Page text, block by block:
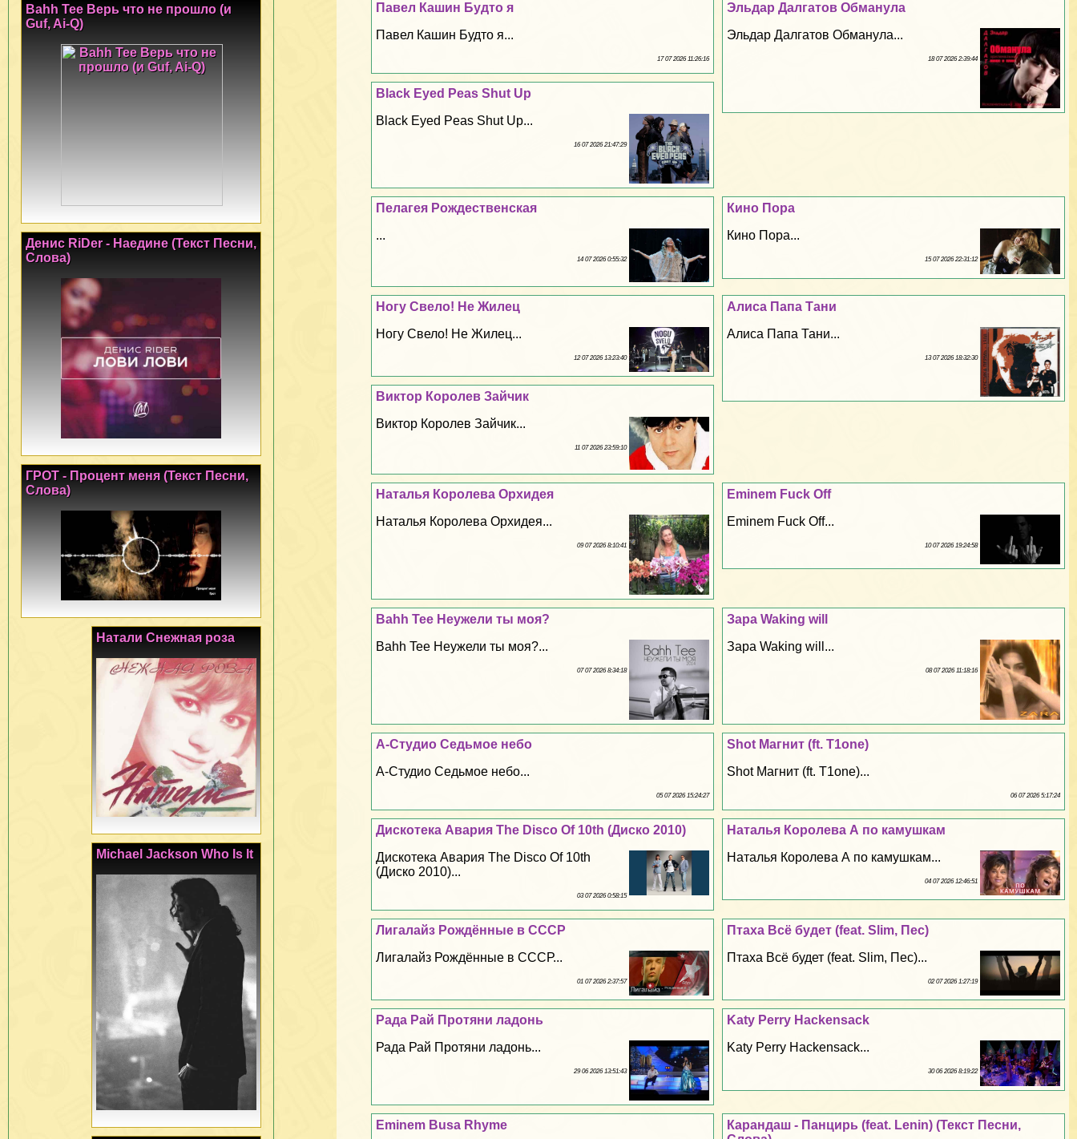
Эльдар Далгатов Обманула
Эльдар Далгатов Обманула...
18 07 2026 2:39:44
Павел Кашин Будто я
Павел Кашин Будто я...
17 07 2026 11:26:16
Black Eyed Peas Shut Up
Black Eyed Peas Shut Up...
16 07 2026 21:47:29
Кино Пора
Кино Пора...
15 07 2026 22:31:12
Пелагея Рождественская
...
14 07 2026 0:55:32
Алиса Папа Тани
Алиса Папа Тани...
13 07 2026 18:32:30
Ногу Свело! Не Жилец
Ногу Свело! Не Жилец...
12 07 2026 13:23:40
Виктор Королев Зайчик
Виктор Королев Зайчик...
11 07 2026 23:59:10
Eminem Fuck Off
Eminem Fuck Off...
10 07 2026 19:24:58
Наталья Королева Орхидея
Наталья Королева Орхидея...
09 07 2026 8:10:41
Зара Waking will
Зара Waking will...
08 07 2026 11:18:16
Bahh Tee Неужели ты моя?
Bahh Tee Неужели ты моя?...
07 07 2026 8:34:18
Shot Магнит (ft. T1one)
Shot Магнит (ft. T1one)...
06 07 2026 5:17:24
А-Студио Седьмое небо
А-Студио Седьмое небо...
05 07 2026 15:24:27
Наталья Королева А по камушкам
Наталья Королева А по камушкам...
04 07 2026 12:46:51
Дискотека Авария The Disco Of 10th (Диско 2010)
Дискотека Авария The Disco Of 10th
(Диско 2010)...
03 07 2026 0:58:15
Птаха Всё будет (feat. Slim, Пес)
Птаха Всё будет (feat. Slim, Пес)...
02 07 2026 1:27:19
Лигалайз Рождённые в СССР
Лигалайз Рождённые в СССР...
01 07 2026 2:37:57
Katy Perry Hackensack
Katy Perry Hackensack...
30 06 2026 8:19:22
Рада Рай Протяни ладонь
Рада Рай Протяни ладонь...
29 06 2026 13:51:43
Карандаш - Панцирь (feat. Lenin) (Текст Песни,
Eminem Busa Rhyme
Bahh Tee Верь что не прошло (и
Guf, Ai-Q)
Денис RiDer - Наедине (Текст Песни,
Слова)
ГРОТ - Процент меня (Текст Песни,
Слова)
Натали Снежная роза
Michael Jackson Who Is It